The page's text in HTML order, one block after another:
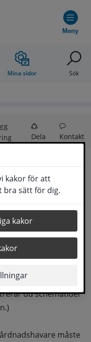
kakor för att
bra sätt för dig.
kakor
Meny
Mina sidor Sök
Dela Kontakt
som beslutar
erbjuds enligt
det är möjligt.
förskolan och
du schematider
måste